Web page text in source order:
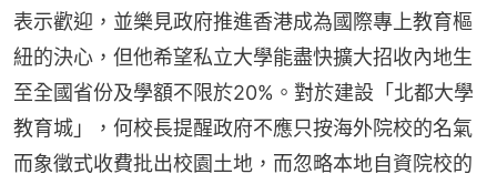
表示歡迎，並樂見政府推進香港成為國際專上教育樞
紐的決心，但他希望私立大學能盡快擴大招收內地生
至全國省份及學額不限於20%。對於建設「北都大學
教育城」，何校長提醒政府不應只按海外院校的名氣
而象徵式收費批出校園土地，而忽略本地自資院校的